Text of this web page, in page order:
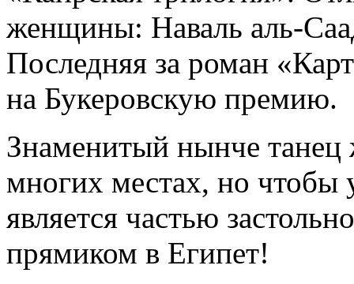
женщины: Наваль аль-
Последняя за роман
на Букеровскую премию.
Знаменитый нынче танец
многих местах, но чтобы
является частью
прямиком в Египет!